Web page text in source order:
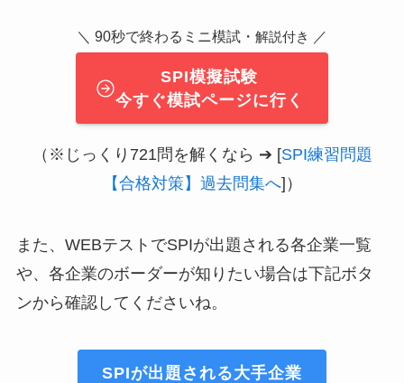
＼ 90秒で終わるミニ模試・ 解説付き ／
SPI模擬試験
今すぐ模試ページに行く
（※じっくり721問を解くなら ➔ [SPI練習問題
【合格対策】過去問集へ]）
また、WEBテストでSPIが出題される各企業一覧
や、各企業のボーダーが知りたい場合は下記ボタ
ンから確認してくださいね。
SPIが出題される大手企業